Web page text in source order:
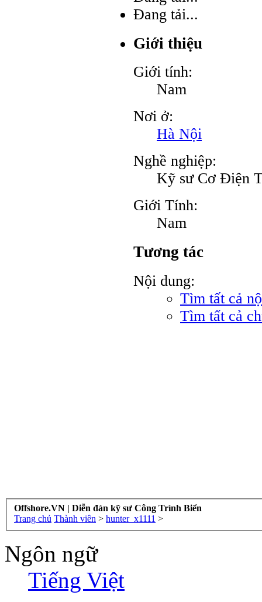
Đang tải...
Giới thiệu
Giới tính:
Nam
Nơi ở:
Hà Nội
Nghề nghiệp:
Kỹ sư Cơ Điện
Giới Tính:
Nam
Tương tác
Nội dung:
Tìm tất cả
Tìm tất cả
Offshore.VN | Diễn đàn kỹ sư Công Trình Biển
Trang chủ Thành viên > hunter_x1111 >
Ngôn ngữ
Tiếng Việt